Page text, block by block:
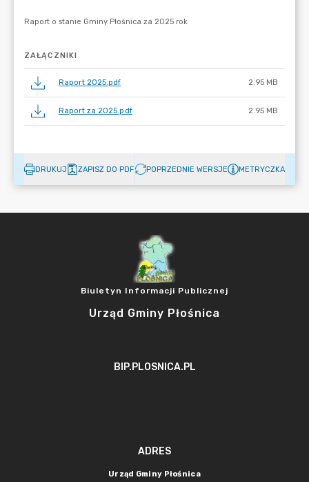
ZAŁĄCZNIKI
Raport 2025.pdf 2.95 MB
Raport za 2025.pdf 2.95 MB
DRUKUJ ZAPISZ DO PDF POPRZEDNIE WERSJE METRYCZKA
Biuletyn Informacji Publicznej
Urząd Gminy Płośnica
BIP.PLOSNICA.PL
ADRES
Urząd Gminy Płośnica